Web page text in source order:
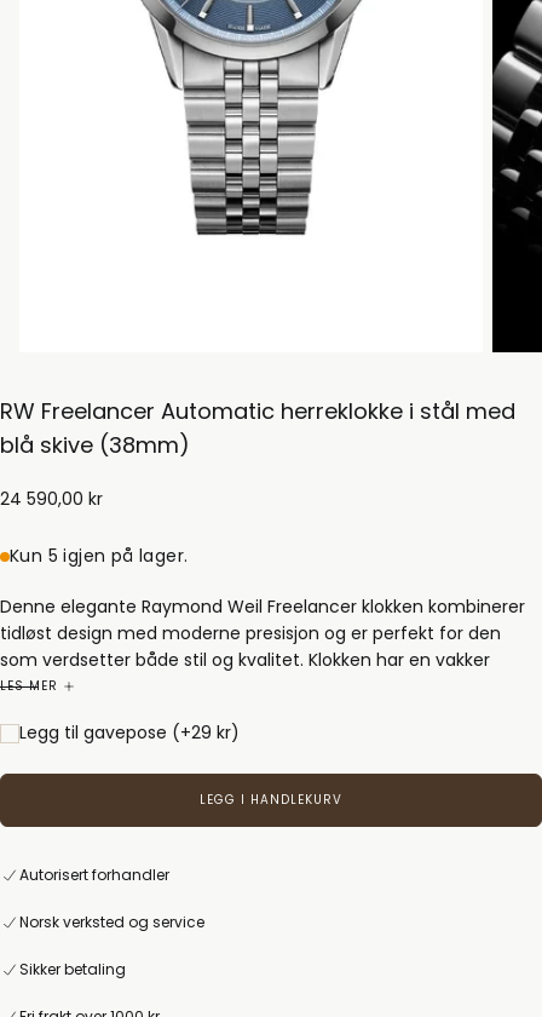
RW Freelancer Automatic herreklokke i stål med
blå skive (38mm)
24
kr
Ordinær
24 590,00 kr
Kun 5 igjen på lager.
Denne elegante Raymond Weil Freelancer klokken kombinerer
tidløst design med moderne presisjon og er perfekt for den
som verdsetter både stil og kvalitet. Klokken har en vakker
mørkeblå skive med sunray effekt og datovisning klokken tre,
sølv. Den 38 mm store urkassen gir et sofistikert uttrykk som
sveitsiskprodusert automatisk urverk (RW4200) med 41 timers
håndverk og pålitelig presisjon. Gjennom det gjennomsiktige
Den elegante lenken i rustfritt stål er utstyrt med en solid
LES MER
Legg til gavepose (+29 kr)
LEGG I HANDLEKURV
Autorisert forhandler
Norsk verksted og service
Sikker betaling